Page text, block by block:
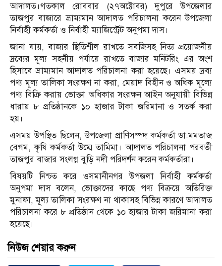
আদালত।গতকাল রোববার (২৭অক্টোবর) দুপুরে উপজেলার
তাজপুর বাজারে ভ্রাম্যমান আদালত পরিচালনা করেন উপজেলা
নির্বাহী কর্মকর্তা ও নির্বাহী ম্যাজিস্ট্রেট অনুপমা দাস।
জানা যায়, বাজার স্থিতিশীল রাখতে সবজিসহ নিত্য প্রয়োজনীয়
দ্রব্যের মূল্য সহনীয় পর্যায়ে রাখতে বাজার মনিটরিং এর অংশ
হিসাবে ভ্রাম্যমান আদালত পরিচালনা করা হয়েছে। এসময় দ্রব্য
পণ্য মূল্য তালিকা সংরক্ষণ না করা, মেয়াদ বিহীন ও অধিক মূল্যে
পণ্য বিক্রি করায় ভোক্তা অধিকার সংরক্ষন আইন অনুযায়ী বিভিন্ন
ধারায় ৮ প্রতিষ্ঠানকে ১০ হাজার টাকা জরিমানা ও সতর্ক করা
হয়।
এসময় উপস্থিত ছিলেন, উপজেলা প্রাণিসম্পদ কর্মকর্তা ডা.মমতাজ
বেগম, কৃষি কর্মকর্তা উম্মে তামিমা। আদালত পরিচালনা পরবর্তী
তাজপুর বাজার সংলগ্ন বুড়ি নদী পরিদর্শন করেন কর্মকর্তারা।
বিষয়টি নিশ্চত করে ওসমানীনগর উপজলা নির্বাহী কর্মকর্তা
অনুপমা দাস বলেন, ভোক্তাদের কাছে পণ্য বিক্রয়ে অতিরিক্ত
মুনাফা, মূল্য তালিকা সংরক্ষণ না থাকাসহ বিভিন্ন কারণে আদালত
পরিচালনা করে ৮ প্রতিষ্ঠান থেকে ১০ হাজার টাকা জরিমানা করা
হয়েছে।
নিউজ শেয়ার করুন